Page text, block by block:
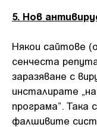
5. Нов
Някои сайтове
сенчеста
заразяване с
инсталирате
програма”. Така
фалшивите